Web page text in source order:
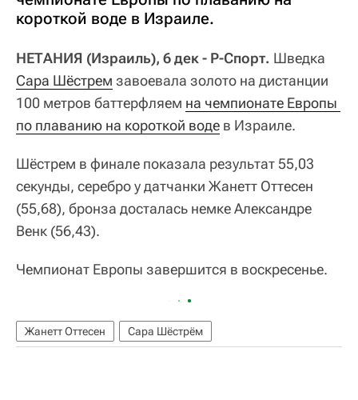
короткой воде в Израиле.
НЕТАНИЯ (Израиль), 6 дек - Р-Спорт. Шведка
Сара Шёстрем завоевала золото на дистанции
100 метров баттерфляем на чемпионате Европы
по плаванию на короткой воде в Израиле.
Шёстрем в финале показала результат 55,03
секунды, серебро у датчанки Жанетт Оттесен
(55,68), бронза досталась немке Александре
Венк (56,43).
Чемпионат Европы завершится в воскресенье.
Жанетт Оттесен Сара Шёстрём